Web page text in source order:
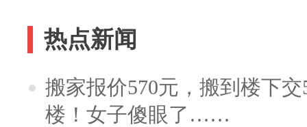
热点新闻
搬家报价570元，搬到楼下
楼！女子傻眼了……